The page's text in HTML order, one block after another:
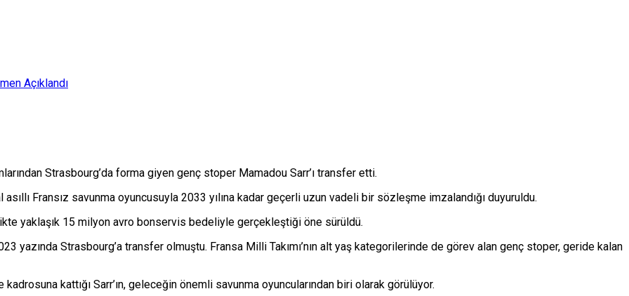
Açıklandı
Strasbourg’da forma giyen genç stoper Mamadou Sarr’ı transfer etti.
Fransız savunma oyuncusuyla 2033 yılına kadar geçerli uzun vadeli bir sözleşme imzalandığı duyuruldu.
yaklaşık 15 milyon avro bonservis bedeliyle gerçekleştiği öne sürüldü.
yazında Strasbourg’a transfer olmuştu. Fransa Milli Takımı’nın alt yaş kategorilerinde de görev alan genç stoper, geride kalan
kattığı Sarr’ın, geleceğin önemli savunma oyuncularından biri olarak görülüyor.